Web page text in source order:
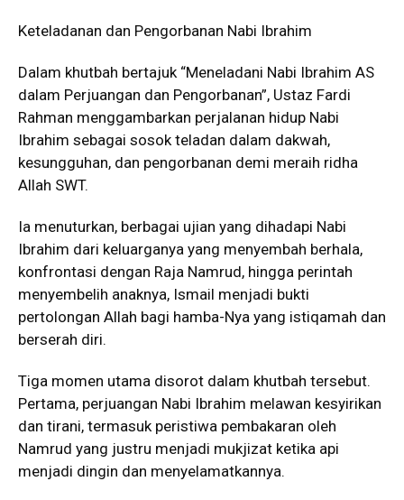
Keteladanan dan Pengorbanan Nabi Ibrahim
Dalam khutbah bertajuk “Meneladani Nabi Ibrahim AS
dalam Perjuangan dan Pengorbanan”, Ustaz Fardi
Rahman menggambarkan perjalanan hidup Nabi
Ibrahim sebagai sosok teladan dalam dakwah,
kesungguhan, dan pengorbanan demi meraih ridha
Allah SWT.
Ia menuturkan, berbagai ujian yang dihadapi Nabi
Ibrahim dari keluarganya yang menyembah berhala,
konfrontasi dengan Raja Namrud, hingga perintah
menyembelih anaknya, Ismail menjadi bukti
pertolongan Allah bagi hamba-Nya yang istiqamah dan
berserah diri.
Tiga momen utama disorot dalam khutbah tersebut.
Pertama, perjuangan Nabi Ibrahim melawan kesyirikan
dan tirani, termasuk peristiwa pembakaran oleh
Namrud yang justru menjadi mukjizat ketika api
menjadi dingin dan menyelamatkannya.